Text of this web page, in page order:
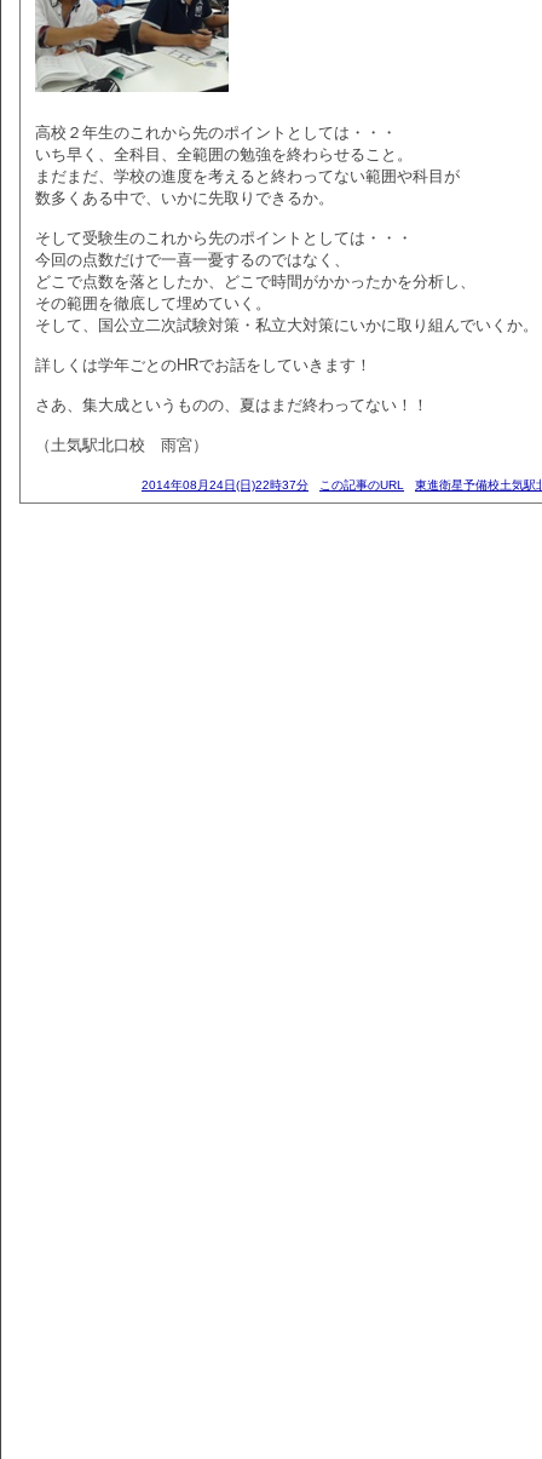
高校２年生のこれから先のポイントとしては・・・
いち早く、全科目、全範囲の勉強を終わらせること。
まだまだ、学校の進度を考えると終わってない範囲や科目が
数多くある中で、いかに先取りできるか。
そして受験生のこれから先のポイントとしては・・・
今回の点数だけで一喜一憂するのではなく、
どこで点数を落としたか、どこで時間がかかったかを分析し、
その範囲を徹底して埋めていく。
そして、国公立二次試験対策・私立大対策にいかに取り組んでいくか。
詳しくは学年ごとのHRでお話をしていきます！
さあ、集大成というものの、夏はまだ終わってない！！
（土気駅北口校 雨宮）
2014年08月24日(日)22時37分 この記事のURL 東進衛星予備校土気駅